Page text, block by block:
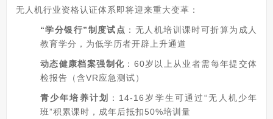
无人机行业资格认证体系即将迎来重大变革：
“学分银行”制度试点 ：无人机培训课时可折算为成人
教育学分，为低学历者开辟上升通道
动态健康档案强制化 ：60岁以上从业者需每年提交体
检报告（含VR应急测试）
青少年培养计划 ：14-16岁学生可通过“无人机少年
班”积累课时，成年后抵扣50%培训量